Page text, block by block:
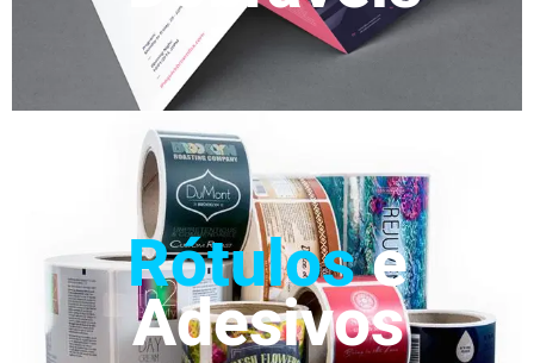
Rótulose
Adesivos